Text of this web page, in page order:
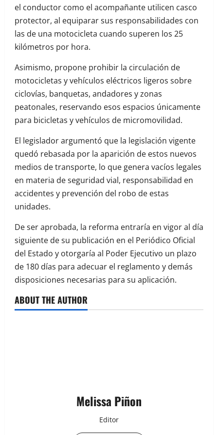
el conductor como el acompañante utilicen casco
protector, al equiparar sus responsabilidades con
las de una motocicleta cuando superen los 25
kilómetros por hora.
Asimismo, propone prohibir la circulación de
motocicletas y vehículos eléctricos ligeros sobre
ciclovías, banquetas, andadores y zonas
peatonales, reservando esos espacios únicamente
para bicicletas y vehículos de micromovilidad.
El legislador argumentó que la legislación vigente
quedó rebasada por la aparición de estos nuevos
medios de transporte, lo que genera vacíos legales
en materia de seguridad vial, responsabilidad en
accidentes y prevención del robo de estas
unidades.
De ser aprobada, la reforma entraría en vigor al día
siguiente de su publicación en el Periódico Oficial
del Estado y otorgaría al Poder Ejecutivo un plazo
de 180 días para adecuar el reglamento y demás
disposiciones necesarias para su aplicación.
ABOUT THE AUTHOR
Melissa Piñon
Editor